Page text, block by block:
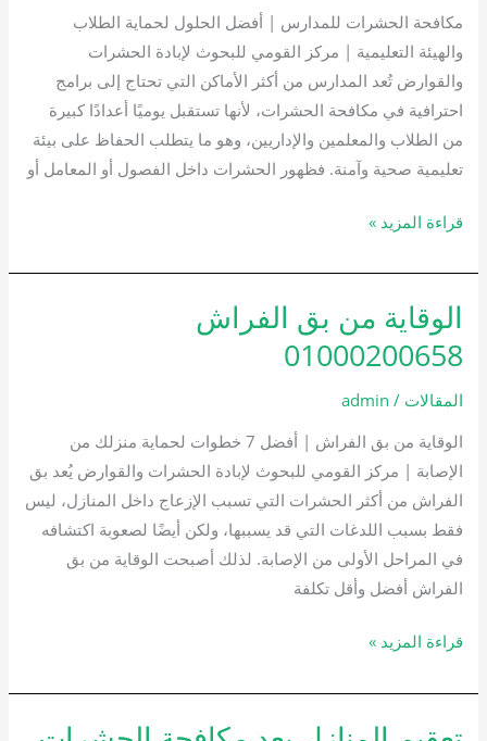
مكافحة الحشرات للمدارس | أفضل الحلول لحماية الطلاب
والهيئة التعليمية | مركز القومي للبحوث لإبادة الحشرات
والقوارض تُعد المدارس من أكثر الأماكن التي تحتاج إلى برامج
احترافية في مكافحة الحشرات، لأنها تستقبل يوميًا أعدادًا كبيرة
من الطلاب والمعلمين والإداريين، وهو ما يتطلب الحفاظ على بيئة
تعليمية صحية وآمنة. فظهور الحشرات داخل الفصول أو المعامل أو
قراءة المزيد »
الوقاية من بق الفراش
01000200658
المقالات /
admin
الوقاية من بق الفراش | أفضل 7 خطوات لحماية منزلك من
الإصابة | مركز القومي للبحوث لإبادة الحشرات والقوارض يُعد بق
الفراش من أكثر الحشرات التي تسبب الإزعاج داخل المنازل، ليس
فقط بسبب اللدغات التي قد يسببها، ولكن أيضًا لصعوبة اكتشافه
في المراحل الأولى من الإصابة. لذلك أصبحت الوقاية من بق
الفراش أفضل وأقل تكلفة
الوقاية
من
بق
الفراش
قراءة المزيد »
تعقيم